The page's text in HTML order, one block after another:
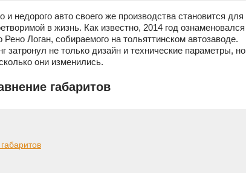
и недорого авто своего же производства становится для
в жизнь. Как известно, 2014 год ознаменовался
Логан, собираемого на тольяттинском автозаводе.
затронул не только дизайн и технические параметры, но
они изменились.
габаритов